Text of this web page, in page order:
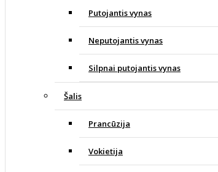
Putojantis vynas
Neputojantis vynas
Silpnai putojantis vynas
Šalis
Prancūzija
Vokietija